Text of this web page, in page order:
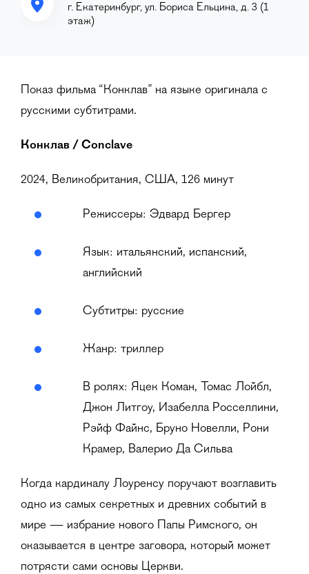
г. Екатеринбург, ул. Бориса Ельцина, д. 3 (1
этаж)
Показ фильма “Конклав” на языке оригинала с
русскими субтитрами.
Конклав / Conclave
2024, Великобритания, США, 126 минут
Режиссеры: Эдвард Бергер
Язык: итальянский, испанский,
английский
Субтитры: русские
Жанр: триллер
В ролях: Яцек Коман, Томас Лойбл,
Джон Литгоу, Изабелла Росселлини,
Рэйф Файнс, Бруно Новелли, Рони
Крамер, Валерио Да Сильва
Когда кардиналу Лоуренсу поручают возглавить
одно из самых секретных и древних событий в
мире — избрание нового Папы Римского, он
оказывается в центре заговора, который может
потрясти сами основы Церкви.